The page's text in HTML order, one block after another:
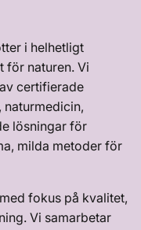
i helhetligt
för naturen. Vi
certifierade
lösningar för
milda metoder för
fokus på kvalitet,
Vi samarbetar